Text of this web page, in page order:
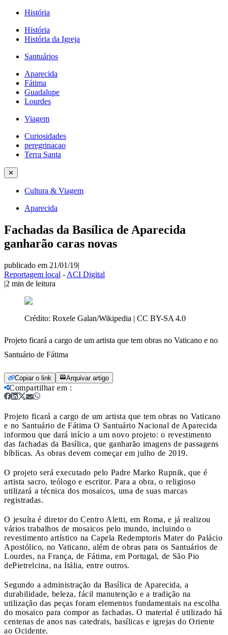
História
História
História da Igreja
Santuários
Aparecida
Fátima
Guadalupe
Lourdes
Viagem
Curiosidades
peregrinacao
Terra Santa
✕
Cultura & Viagem
Aparecida
Fachadas da Basílica de Aparecida
ganharão caras novas
publicado em 21/01/19|
Reportagem local - ACI Digital
|2 min de leitura
Crédito: Roxele Galan/Wikipedia | CC BY-SA 4.0
Projeto ficará a cargo de um artista que tem obras no Vaticano e no
Santuário de Fátima
Copiar o link Arquivar artigo
Compartilhar em :
Projeto ficará a cargo de um artista que tem obras no Vaticano
e no Santuário de Fátima O Santuário Nacional de Aparecida
informou que dará início a um novo projeto: o revestimento
das fachadas da Basílica, que ganharão imagens de passagens
bíblicas. As obras devem começar em julho de 2019.
O projeto será executado pelo Padre Marko Rupnik, que é
artista sacro, teólogo e escritor. Para a obra, o religioso
utilizará a técnica dos mosaicos, uma de suas marcas
registradas.
O jesuíta é diretor do Centro Aletti, em Roma, e já realizou
vários trabalhos de mosaicos pelo mundo, incluindo o
revestimento artístico na Capela Redemptoris Mater do Palácio
Apostólico, no Vaticano, além de obras para os Santuários de
Lourdes, na França, de Fátima, em Portugal, de São Pio
dePietrelcina, na Itália, entre outros.
Segundo a administração da Basílica de Aparecida, a
durabilidade, beleza, fácil manutenção e a tradição na
utilização das peças foram elementos fundamentais na escolha
do mosaico para compor as fachadas. O material é utilizado há
centenas de anos nas catedrais, basílicas e igrejas do Oriente
ao Ocidente.